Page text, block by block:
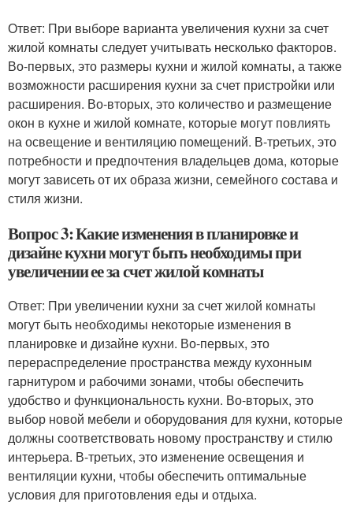
Ответ: При выборе варианта увеличения кухни за счет
жилой комнаты следует учитывать несколько факторов.
Во-первых, это размеры кухни и жилой комнаты, а также
возможности расширения кухни за счет пристройки или
расширения. Во-вторых, это количество и размещение
окон в кухне и жилой комнате, которые могут повлиять
на освещение и вентиляцию помещений. В-третьих, это
потребности и предпочтения владельцев дома, которые
могут зависеть от их образа жизни, семейного состава и
стиля жизни.
Вопрос 3: Какие изменения в планировке и
дизайнe кухни могут быть необходимы при
увеличении ее за счет жилой комнаты
Ответ: При увеличении кухни за счет жилой комнаты
могут быть необходимы некоторые изменения в
планировке и дизайнe кухни. Во-первых, это
перераспределение пространства между кухонным
гарнитуром и рабочими зонами, чтобы обеспечить
удобство и функциональность кухни. Во-вторых, это
выбор новой мебели и оборудования для кухни, которые
должны соответствовать новому пространству и стилю
интерьера. В-третьих, это изменение освещения и
вентиляции кухни, чтобы обеспечить оптимальные
условия для приготовления еды и отдыха.